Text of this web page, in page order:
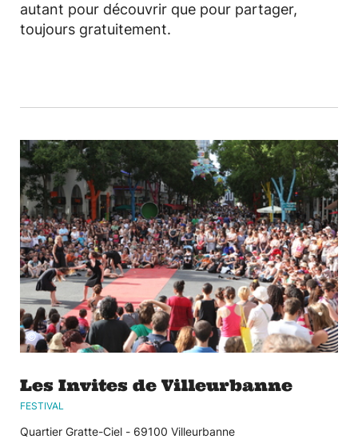
autant pour découvrir que pour partager,
toujours gratuitement.
©
Les Invites de Villeurbanne
FESTIVAL
Quartier Gratte-Ciel - 69100 Villeurbanne